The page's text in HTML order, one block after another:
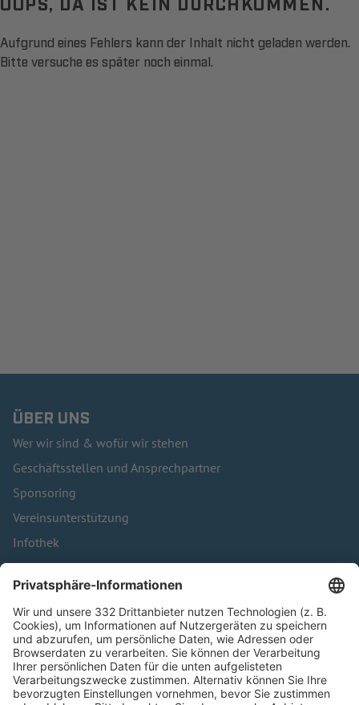
Aufgrund eines Fehlers kann der Inhalt nicht geladen werden.
Bitte versuche es später noch einmal.
ÜBER UNS
Wer wir sind & wofür wir stehen
Geschäftsstellen und Ansprechpartner
Sponsoring
Vereinsunterstützung
Infothek
Kontakt
HÄUFIG BESUCHTE SEITEN
Pässe und Vereinswechsel
Trainerausbildung
Schulungsangebot Vereinsmitarbeiter